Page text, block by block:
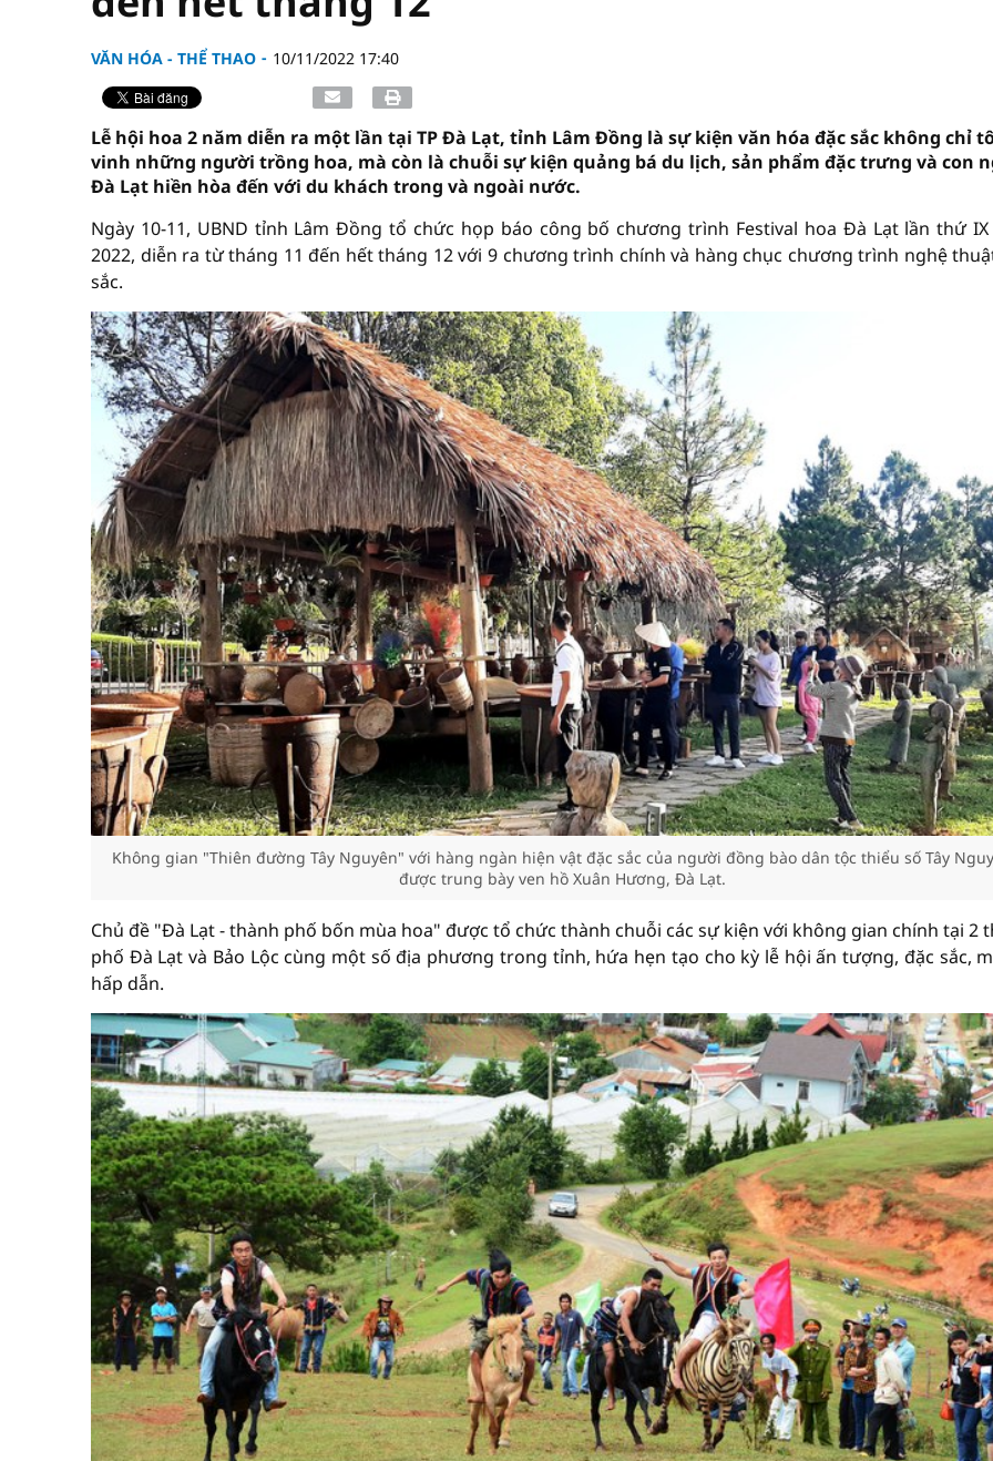
VĂN HÓA - THỂ THAO 10/11/2022 17:40
Lễ hội hoa 2 năm diễn ra một lần tại TP Đà Lạt, tỉnh Lâm Đồng là sự kiện văn hóa đặc sắc không chỉ
vinh những người trồng hoa, mà còn là chuỗi sự kiện quảng bá du lịch, sản phẩm đặc trưng và con
Đà Lạt hiền hòa đến với du khách trong và ngoài nước.
Ngày 10-11, UBND tỉnh Lâm Đồng tổ chức họp báo công bố chương trình Festival hoa Đà Lạt lần thứ
2022, diễn ra từ tháng 11 đến hết tháng 12 với 9 chương trình chính và hàng chục chương trình nghệ
sắc.
Không gian "Thiên đường Tây Nguyên" với hàng ngàn hiện vật đặc sắc của người đồng bào dân tộc thiểu số Tây
được trung bày ven hồ Xuân Hương, Đà Lạt.
Chủ đề "Đà Lạt - thành phố bốn mùa hoa" được tổ chức thành chuỗi các sự kiện với không gian chính tại 2
phố Đà Lạt và Bảo Lộc cùng một số địa phương trong tỉnh, hứa hẹn tạo cho kỳ lễ hội ấn tượng, đặc sắc,
hấp dẫn.